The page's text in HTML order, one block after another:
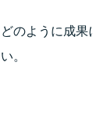
どのように成
い。